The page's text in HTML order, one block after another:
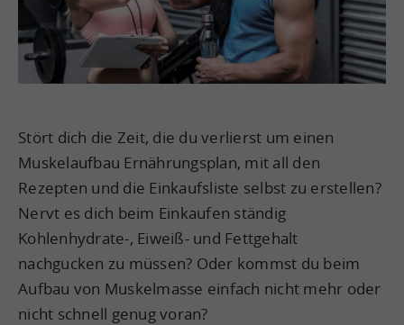
Stört dich die Zeit, die du verlierst um einen
Muskelaufbau Ernährungsplan, mit all den
Rezepten und die Einkaufsliste selbst zu erstellen?
Nervt es dich beim Einkaufen ständig
Kohlenhydrate-, Eiweiß- und Fettgehalt
nachgucken zu müssen? Oder kommst du beim
Aufbau von Muskelmasse einfach nicht mehr oder
nicht schnell genug voran?